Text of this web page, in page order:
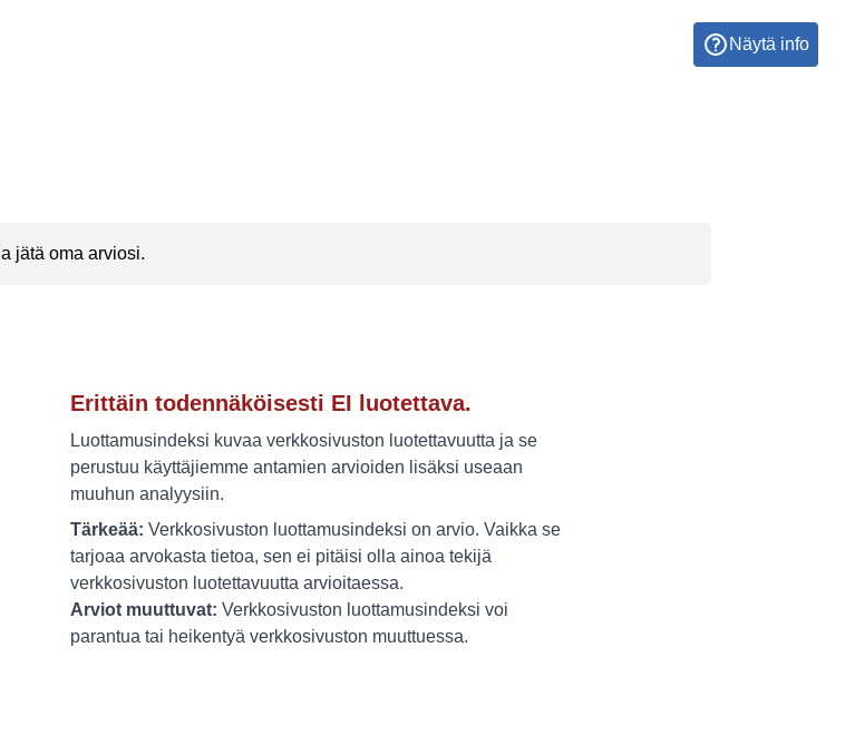
Näytä info
jätä oma arviosi.
Erittäin todennäköisesti EI luotettava.
Luottamusindeksi kuvaa verkkosivuston luotettavuutta ja se
perustuu käyttäjiemme antamien arvioiden lisäksi useaan
muuhun analyysiin.
Tärkeää: Verkkosivuston luottamusindeksi on arvio. Vaikka se
tarjoaa arvokasta tietoa, sen ei pitäisi olla ainoa tekijä
verkkosivuston luotettavuutta arvioitaessa.
Arviot muuttuvat: Verkkosivuston luottamusindeksi voi
parantua tai heikentyä verkkosivuston muuttuessa.